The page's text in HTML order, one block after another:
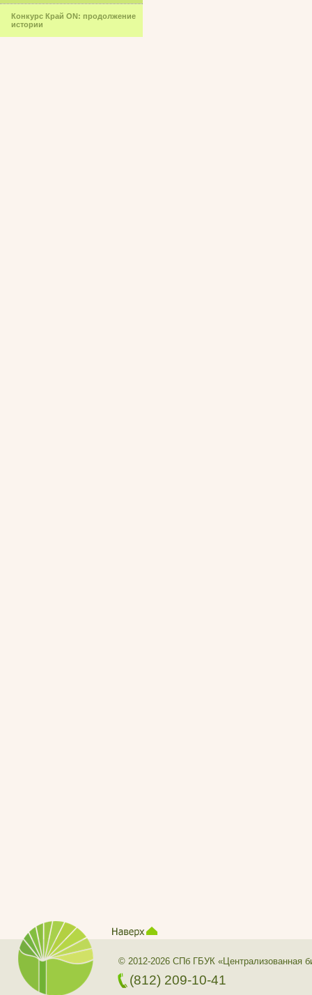
Конкурс Край ON: продолжение
истории
© 2012-2026 СПб ГБУК «Централизованная
(812) 209-10-41